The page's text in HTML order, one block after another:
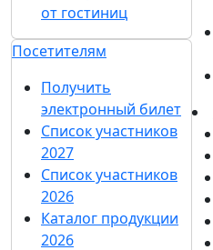
от гостиниц
Посетителям
Получить
электронный билет
Список участников
2027
Список участников
2026
Каталог продукции
2026